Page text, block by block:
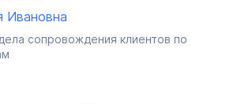
Ивановна
сопровождения клиентов по